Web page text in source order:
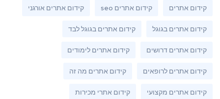
קידום אתרים קידום אתרים seo קידום אתרים אורגני
קידום אתרים בגוגל קידום אתרים בגוגל לבד
קידום אתרים דרושים קידום אתרים לימודים
קידום אתרים לרופאים קידום אתרים מה זה
קידום אתרים מקצועי קידום אתרי מכירות